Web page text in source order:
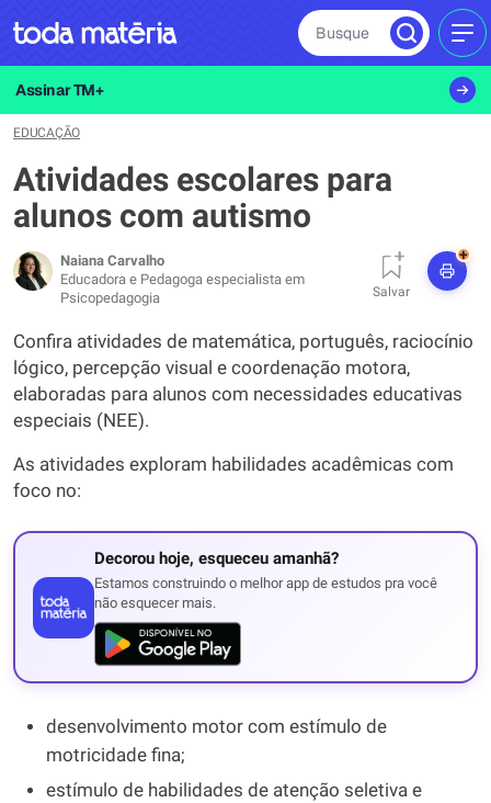
Busque
Assinar TM+
EDUCAÇÃO
Atividades escolares para
alunos com autismo
Naiana Carvalho
Educadora e Pedagoga especialista em
Psicopedagogia
Salvar
+
Confira atividades de matemática, português, raciocínio
lógico, percepção visual e coordenação motora,
elaboradas para alunos com necessidades educativas
especiais (NEE).
As atividades exploram habilidades acadêmicas com
foco no:
Decorou hoje, esqueceu amanhã?
Estamos construindo o melhor app de estudos pra você
não esquecer mais.
desenvolvimento motor com estímulo de
motricidade fina;
estímulo de habilidades de atenção seletiva e